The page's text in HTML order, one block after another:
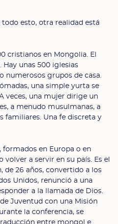
esto, otra realidad está
cristianos en Mongolia. El
Hay unas 500 iglesias
numerosos grupos de casa.
una simple yurta se
veces, una mujer dirige un
a menudo musulmanas, a
familiares. Una fe discreta y
en Europa o en
volver a servir en su país. Es el
de 26 años, convertido a los
Unidos, renunció a una
a la llamada de Dios.
Juventud con una Misión
la conferencia, se
entre mongol e